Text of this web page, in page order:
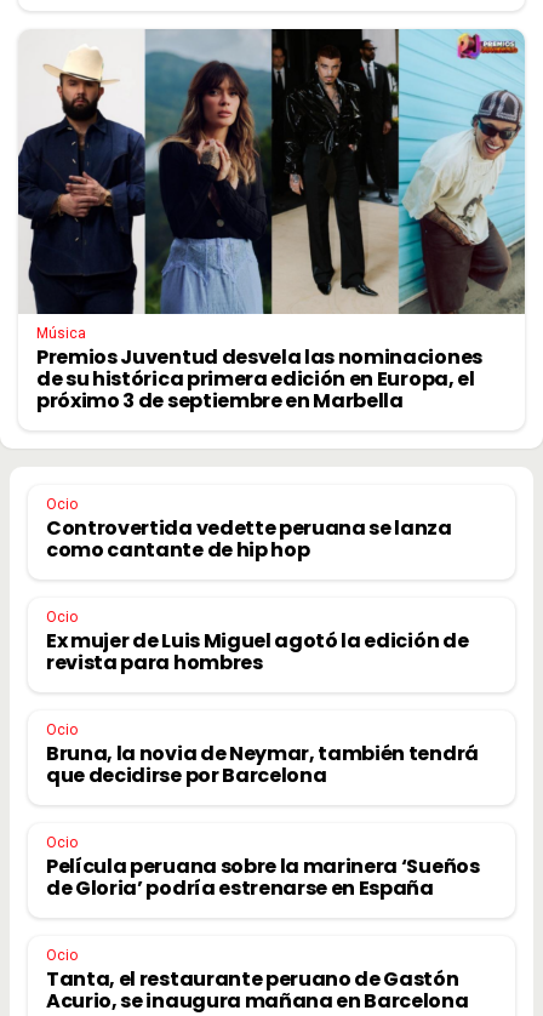
Música
Premios Juventud desvela las nominaciones
de su histórica primera edición en Europa, el
próximo 3 de septiembre en Marbella
Ocio
Controvertida vedette peruana se lanza
como cantante de hip hop
Ocio
Ex mujer de Luis Miguel agotó la edición de
revista para hombres
Ocio
Bruna, la novia de Neymar, también tendrá
que decidirse por Barcelona
Ocio
Película peruana sobre la marinera ‘Sueños
de Gloria’ podría estrenarse en España
Ocio
Tanta, el restaurante peruano de Gastón
Acurio, se inaugura mañana en Barcelona